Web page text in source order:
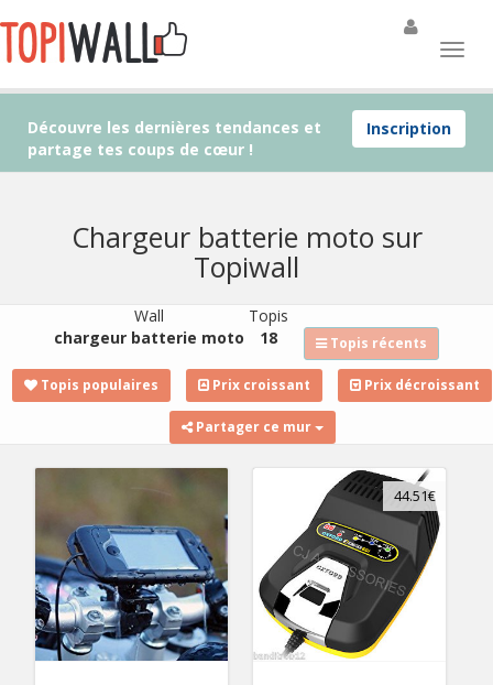
Inscription
Découvre les dernières tendances et
partage tes coups de cœur !
Chargeur batterie moto sur
Topiwall
Wall
chargeur batterie moto
Topis
18
Topis récents
Topis populaires Prix croissant Prix décroissant
Partager ce mur
44.51€